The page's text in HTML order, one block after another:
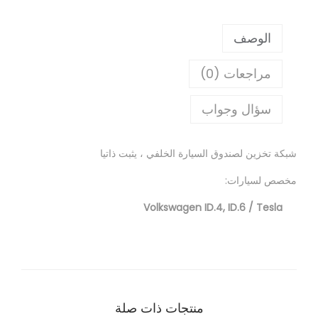
الوصف
مراجعات (0)
سؤال وجواب
شبكة تخزين لصندوق السيارة الخلفي ، يثبت ذاتيا
مخصص لسيارات:
Volkswagen ID.4, ID.6 / Tesla
منتجات ذات صلة